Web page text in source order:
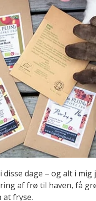
dage – og alt i
af frø til haven, få
at fryse.